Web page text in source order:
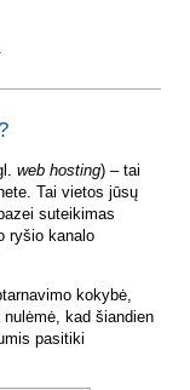
web hosting) – tai
Tai vietos jūsų
suteikimas
ryšio kanalo
kokybė,
kad šiandien
pasitiki